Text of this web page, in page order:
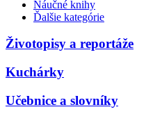
Náučné knihy
Ďalšie kategórie
Životopisy a reportáže
Kuchárky
Učebnice a slovníky